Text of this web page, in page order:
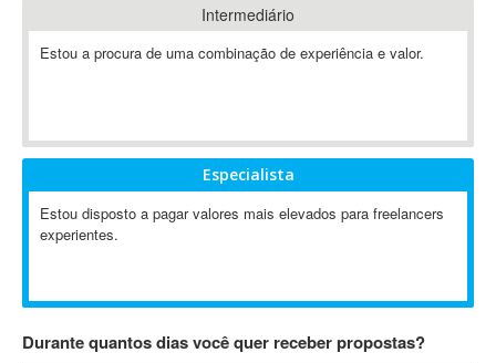
Ableton
Ableton Live
Abstract Window Toolkit (AWT)
AC Drives
AC3
ACID Pro
Intermediário
Estou a procura de uma combinação de experiência e valor.
Especialista
Estou disposto a pagar valores mais elevados para freelancers
experientes.
Durante quantos dias você quer receber propostas?